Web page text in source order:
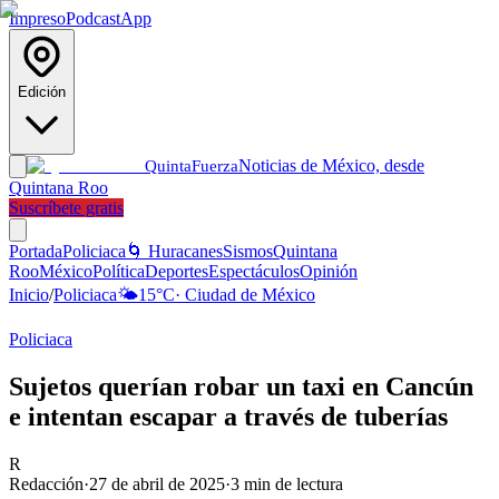
ImpresoPodcastApp
Edición
QuintaFuerzaNoticias de México, desde
Quintana Roo
Suscríbete gratis
PortadaPoliciaca 🌀 HuracanesSismosQuintana
RooMéxicoPolíticaDeportesEspectáculosOpinión
Inicio/Policiaca🌤️15°C· Ciudad de México
Policiaca
Sujetos querían robar un taxi en Cancún
e intentan escapar a través de tuberías
R
Redacción·27 de abril de 2025·3 min de lectura